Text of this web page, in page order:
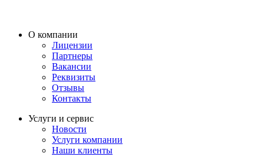
О компании
Лицензии
Партнеры
Вакансии
Реквизиты
Отзывы
Контакты
Услуги и сервис
Новости
Услуги компании
Наши клиенты